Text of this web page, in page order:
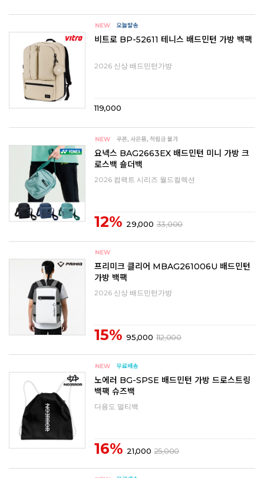
비트로 BP-52611 테니스 배드민턴 가방 백팩
2026 신상 배드민턴가방
119,000
요넥스 BAG2663EX 배드민턴 미니 가방 크
로스백 숄더백
2026 컴팩트 시리즈 월드컬렉션
12% 29,000 33,000
프리미크 클리어 MBAG261006U 배드민턴
가방 백팩
2026 신상 배드민턴가방
15% 95,000 112,000
노에러 BG-SPSE 배드민턴 가방 드로스트링
백팩 슈즈백
다용도 멀티백
16% 21,000 25,000